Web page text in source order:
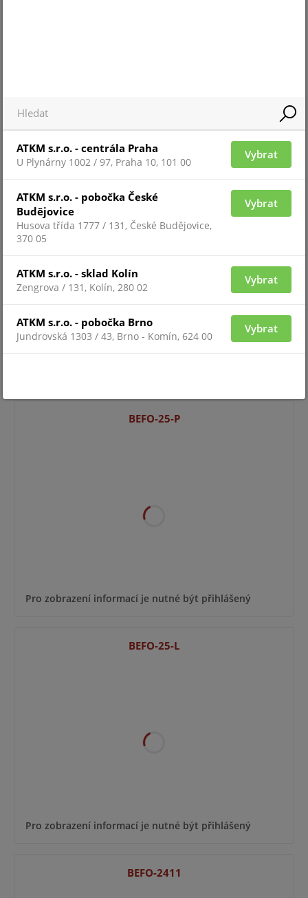
Pro zobrazení informací je nutné být přihlášený
BEFO-25-R
BEFO-25-P
Pro zobrazení informací je nutné být přihlášený
BEFO-25-L
Pro zobrazení informací je nutné být přihlášený
BEFO-2411
ATKM s.r.o. - centrála Praha
U Plynárny 1002 / 97, Praha 10, 101 00
Vybrat
ATKM s.r.o. - pobočka České
Budějovice
Husova třída 1777 / 131, České Budějovice,
370 05
Vybrat
ATKM s.r.o. - sklad Kolín
Zengrova / 131, Kolín, 280 02
Vybrat
ATKM s.r.o. - pobočka Brno
Jundrovská 1303 / 43, Brno - Komín, 624 00
Vybrat